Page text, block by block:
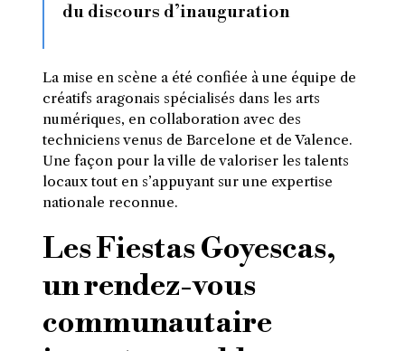
du discours d’inauguration
La mise en scène a été confiée à une équipe de
créatifs aragonais spécialisés dans les arts
numériques, en collaboration avec des
techniciens venus de Barcelone et de Valence.
Une façon pour la ville de valoriser les talents
locaux tout en s’appuyant sur une expertise
nationale reconnue.
Les Fiestas Goyescas,
un rendez-vous
communautaire